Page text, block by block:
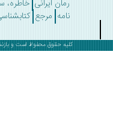
رمان ایرانی خاطره،
مرجع کتابشناسی نقد
کلیه حقوق محفوظ است و بازنشر